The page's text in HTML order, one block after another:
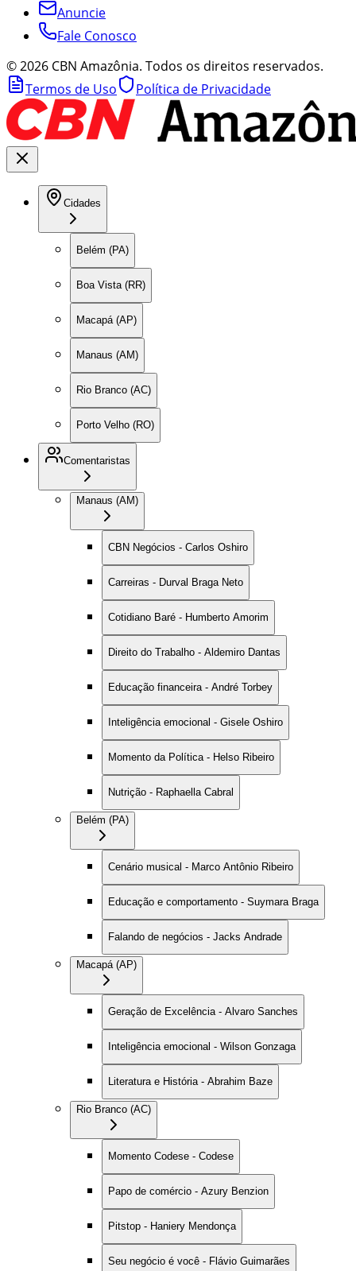
Anuncie
Fale Conosco
©2026 CBN Amazônia. Todos os direitos reservados.
Termos de Uso
Política de Privacidade
Cidades
Belém (PA)
Boa Vista (RR)
Macapá (AP)
Manaus (AM)
Rio Branco (AC)
Porto Velho (RO)
Comentaristas
Manaus (AM)
CBN Negócios - Carlos Oshiro
Carreiras - Durval Braga Neto
Cotidiano Baré - Humberto Amorim
Direito do Trabalho - Aldemiro Dantas
Educação financeira - André Torbey
Inteligência emocional - Gisele Oshiro
Momento da Política - Helso Ribeiro
Nutrição - Raphaella Cabral
Belém (PA)
Cenário musical - Marco Antônio Ribeiro
Educação e comportamento - Suymara Braga
Falando de negócios - Jacks Andrade
Macapá (AP)
Geração de Excelência - Alvaro Sanches
Inteligência emocional - Wilson Gonzaga
Literatura e História - Abrahim Baze
Rio Branco (AC)
Momento Codese - Codese
Papo de comércio - Azury Benzion
Pitstop - Haniery Mendonça
Seu negócio é você - Flávio Guimarães